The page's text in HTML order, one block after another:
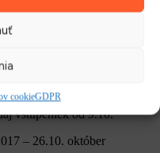
cookieGDPR
vstupeniek od 9.10.
– 26.10. október